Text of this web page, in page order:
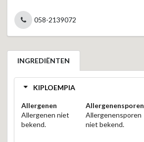
058-2139072
INGREDIËNTEN
KIPLOEMPIA
Allergenen
Allergenen niet
bekend.
Allergenensporen
Allergenensporen
niet bekend.